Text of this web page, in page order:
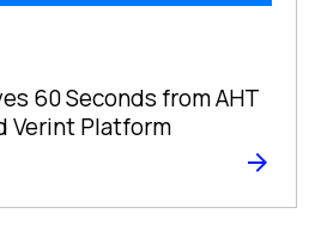
60 Seconds from AHT
Verint Platform